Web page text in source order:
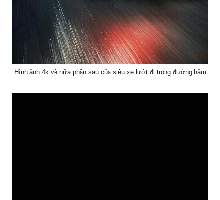
Hình ảnh 4k về nữa phần sau của siêu xe lướt đi trong đường hầm